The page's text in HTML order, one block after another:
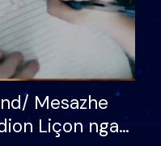
Mesazhe
Liçon nga